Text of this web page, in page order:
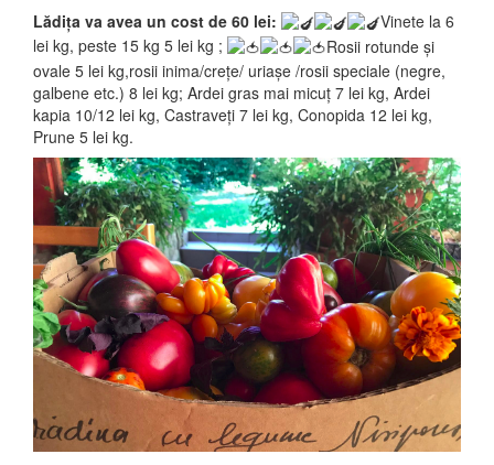
Lădiţa va avea un cost de 60 lei:
Vinete la 6
lei kg, peste 15 kg 5 lei kg ;
Rosii rotunde și
ovale 5 lei kg,rosii inima/creţe/ uriașe /rosii speciale (negre,
galbene etc.) 8 lei kg; Ardei gras mai micuț 7 lei kg, Ardei
kapia 10/12 lei kg, Castraveți 7 lei kg, Conopida 12 lei kg,
Prune 5 lei kg.